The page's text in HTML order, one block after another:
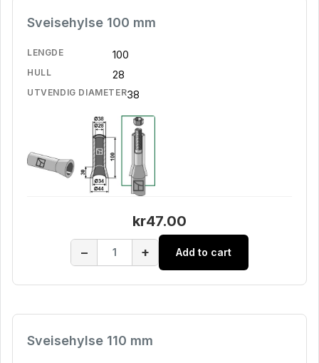
Sveisehylse 100 mm
LENGDE 100
HULL 28
UTVENDIG DIAMETER38
kr47.00
− + Add to cart
Sveisehylse 110 mm